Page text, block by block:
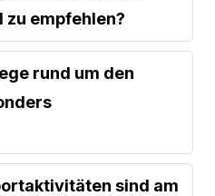
zu empfehlen?
rund um den
sind am